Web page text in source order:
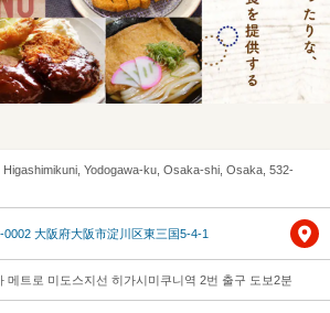
Higashimikuni, Yodogawa-ku, Osaka-shi, Osaka, 532-
0002 大阪府大阪市淀川区東三国5-4-1
메트로 미도스지선 히가시미쿠니역 2번 출구 도보2분